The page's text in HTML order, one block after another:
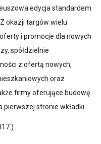
edycja standardem
okazji targów wielu
i promocje dla nowych
spółdzielnie
z ofertą nowych,
oraz
firmy oferujące budowę
stronie wkładki.